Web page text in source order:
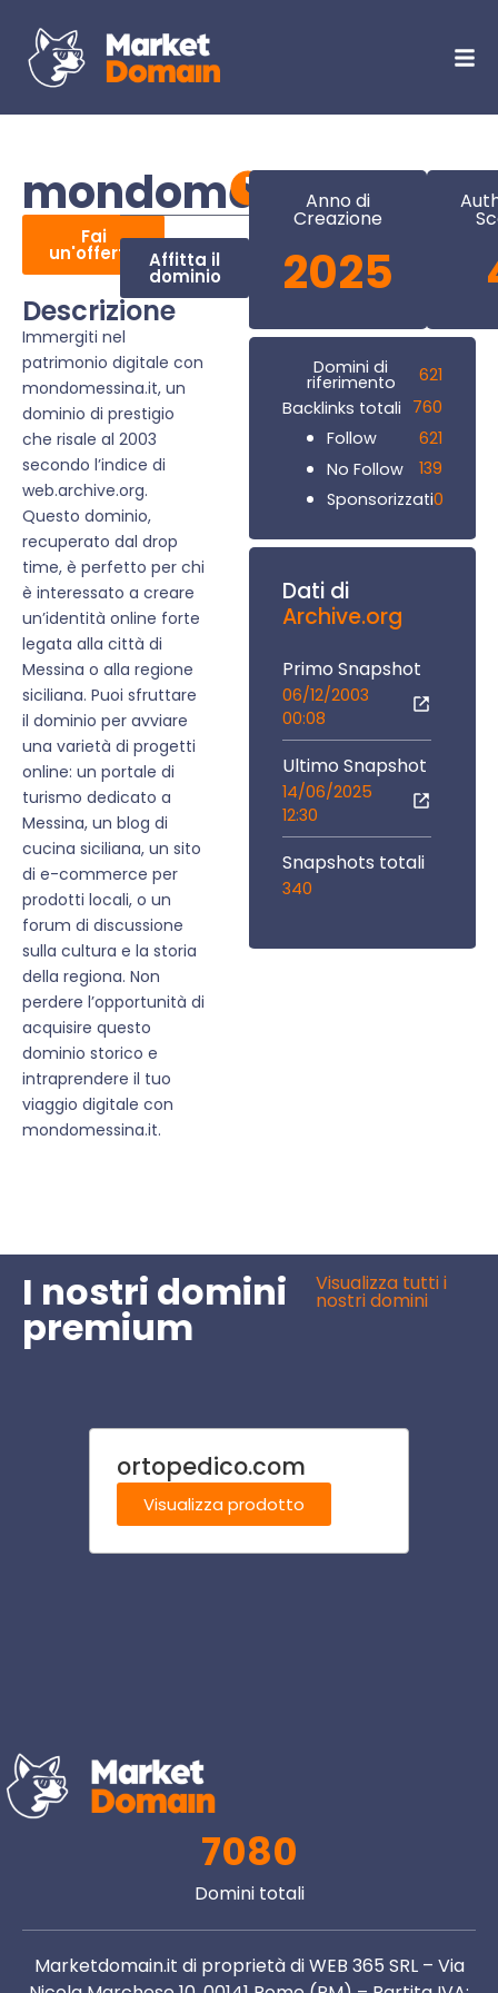
mondomessina.it
Fai
un'offerta Affitta il
dominio
Descrizione
Immergiti nel
patrimonio digitale con
mondomessina.it, un
dominio di prestigio
che risale al 2003
secondo l’indice di
web.archive.org.
Questo dominio,
recuperato dal drop
time, è perfetto per chi
è interessato a creare
un’identità online forte
legata alla città di
Messina o alla regione
siciliana. Puoi sfruttare
il dominio per avviare
una varietà di progetti
online: un portale di
turismo dedicato a
Messina, un blog di
cucina siciliana, un sito
di e-commerce per
prodotti locali, o un
forum di discussione
sulla cultura e la storia
della regiona. Non
perdere l’opportunità di
acquisire questo
dominio storico e
intraprendere il tuo
viaggio digitale con
mondomessina.it.
Anno di
Creazione
2025
Domini di
riferimento
621
Backlinks totali 760
Follow
621
No Follow
139
Sponsorizzati0
Dati di
Archive.org
Primo Snapshot
06/12/2003
00:08
Ultimo Snapshot
14/06/2025
12:30
Snapshots totali
340
I nostri domini
premium
Visualizza tutti i
nostri domini
ortopedico.com
Visualizza prodotto
7080
Domini totali
Marketdomain.it di proprietà di WEB 365 SRL – Via